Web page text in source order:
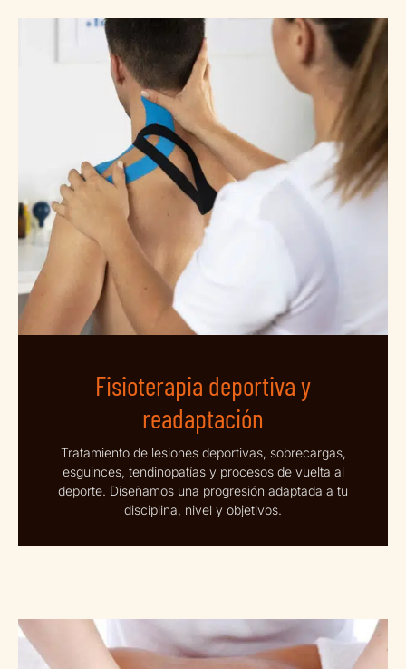
Fisioterapia deportiva y
readaptación
Tratamiento de lesiones deportivas, sobrecargas,
esguinces, tendinopatías y procesos de vuelta al
deporte. Diseñamos una progresión adaptada a tu
disciplina, nivel y objetivos.